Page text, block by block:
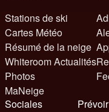
Stations de ski
Cartes Météo
Résumé de la neige
Whiteroom Actualités
Photos
MaNeige
Sociales